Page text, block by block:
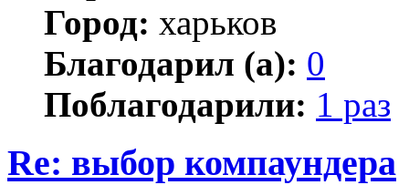
Город: харьков
Благодарил (а): 0
Поблагодарили: 1 раз
Re: выбор компаундера